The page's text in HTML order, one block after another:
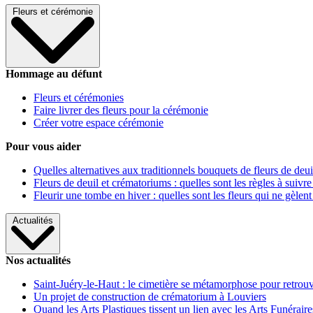
Fleurs et cérémonie
Hommage au défunt
Fleurs et cérémonies
Faire livrer des fleurs pour la cérémonie
Créer votre espace cérémonie
Pour vous aider
Quelles alternatives aux traditionnels bouquets de fleurs de
Fleurs de deuil et crématoriums : quelles sont les règles à
Fleurir une tombe en hiver : quelles sont les fleurs qui ne gèlent
Actualités
Nos actualités
Saint-Juéry-le-Haut : le cimetière se métamorphose pour
Un projet de construction de crématorium à Louviers
Quand les Arts Plastiques tissent un lien avec les Arts